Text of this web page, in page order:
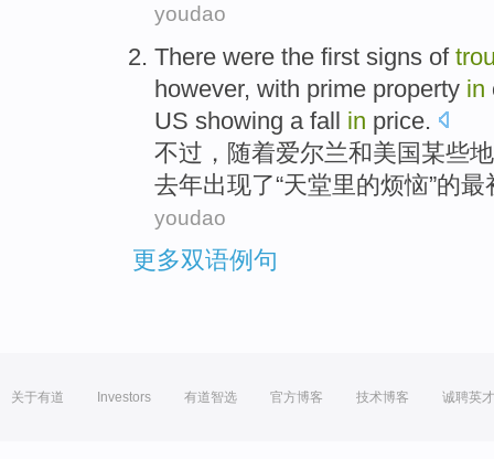
youdao
There were the first signs of
however, with prime property in
US showing a fall in price.
不过 ， 随着爱尔兰和美国某些
去年出现了“天堂里的烦恼”的最
youdao
更多双语例句
关于有道 Investors 有道智选 官方博客 技术博客 诚聘英才